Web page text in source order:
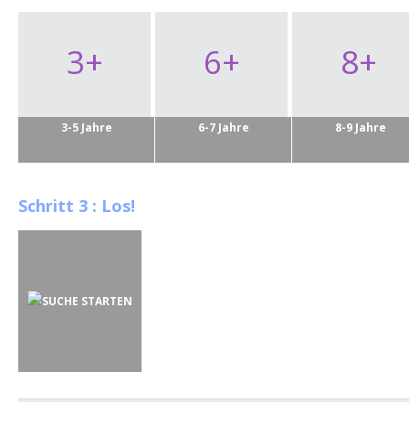
3+
3-5 Jahre
6+
6-7 Jahre
8+
8-9 Jahre
Schritt 3 : Los!
SUCHE STARTEN